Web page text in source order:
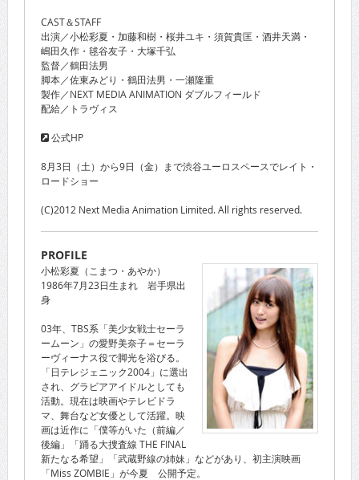
CAST＆STAFF
出演／小松彩夏・加藤和樹・桜井ユキ・須賀貴匡・酒井天満・
嶋田久作・毬谷友子・大塚千弘
監督／鶴田法男
脚本／佐東みどり・鶴田法男・一瀬隆重
製作／NEXT MEDIA ANIMATION ダブルフィールド
配給／トラヴィス
公式HP
8月3日（土）から9日（金）まで渋谷ユーロスペースでレイト・
ロードショー
(C)2012 Next Media Animation Limited. All rights reserved.
PROFILE
小松彩夏（こまつ・あやか）
1986年7月23日生まれ 岩手県出
身
03年、TBS系「美少女戦士セーラ
ームーン」の愛野美奈子＝セーラ
ーヴィーナス役で脚光を浴びる。
「日テレジェニック2004」に選出
され、グラビアアイドルとしても
活動。現在は映画やテレビドラ
マ、舞台など女優として活躍。映
画は近作に「僕等がいた（前編／
後編」「踊る大捜査線 THE FINAL
新たなる希望」「武蔵野線の姉妹」などがあり、初主演映画
「Miss ZOMBIE」が今夏 公開予定。